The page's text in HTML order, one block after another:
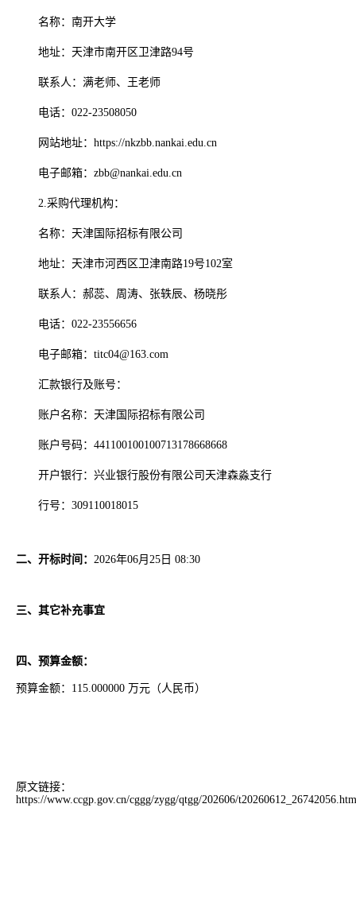
名称：南开大学
地址：天津市南开区卫津路94号
联系人：满老师、王老师
电话：022-23508050
网站地址：https://nkzbb.nankai.edu.cn
电子邮箱：zbb@nankai.edu.cn
2.采购代理机构：
名称：天津国际招标有限公司
地址：天津市河西区卫津南路19号102室
联系人：郝蕊、周涛、张轶辰、杨晓彤
电话：022-23556656
电子邮箱：titc04@163.com
汇款银行及账号：
账户名称：天津国际招标有限公司
账户号码：441100100100713178668668
开户银行：兴业银行股份有限公司天津森淼支行
行号：309110018015
二、开标时间： 2026年06月25日 08:30
三、其它补充事宜
四、预算金额：
预算金额：115.000000 万元（人民币）
原文链接：
https://www.ccgp.gov.cn/cggg/zygg/qtgg/202606/t20260612_26742056.htm